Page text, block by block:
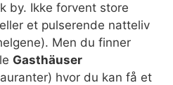
by. Ikke forvent store
et pulserende natteliv
Men du finner
Gasthäuser
hvor du kan få et